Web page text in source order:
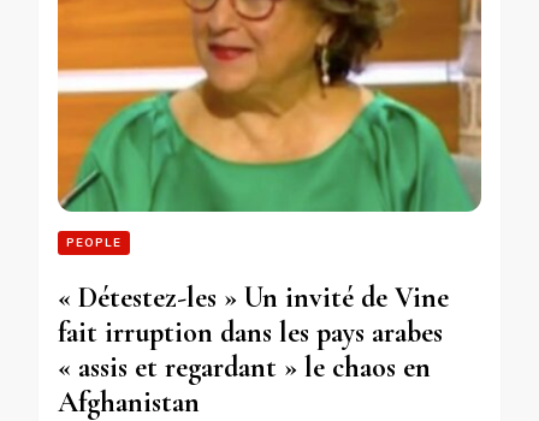
PEOPLE
« Détestez-les » Un invité de Vine
fait irruption dans les pays arabes
« assis et regardant » le chaos en
Afghanistan